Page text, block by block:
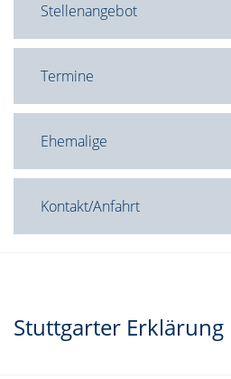
Stellenangebot
Termine
Ehemalige
Kontakt/Anfahrt
Stuttgarter Erklärung